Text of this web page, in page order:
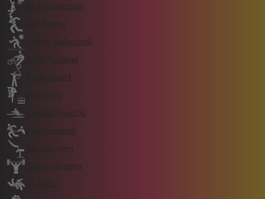
3x3 Basketball
7er-Rugby
Beach-Volleyball
BMX Flatland
Bogensport
Breaking
Coastal Rowing
Flag Football
Gerätturnen
Gewichtheben
Ju-Jutsu